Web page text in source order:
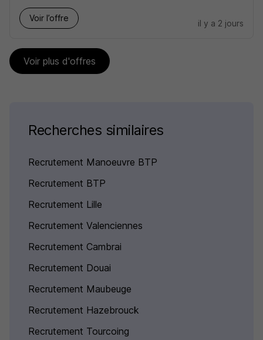
Voir l’offre
il y a 2 jours
Voir plus d'offres
Recherches similaires
Recrutement Manoeuvre BTP
Recrutement BTP
Recrutement Lille
Recrutement Valenciennes
Recrutement Cambrai
Recrutement Douai
Recrutement Maubeuge
Recrutement Hazebrouck
Recrutement Tourcoing